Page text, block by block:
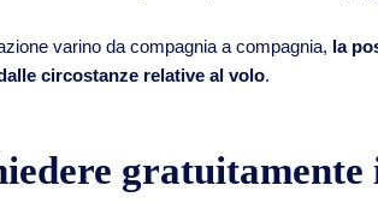
varino da compagnia a compagnia, la
circostanze relative al volo.